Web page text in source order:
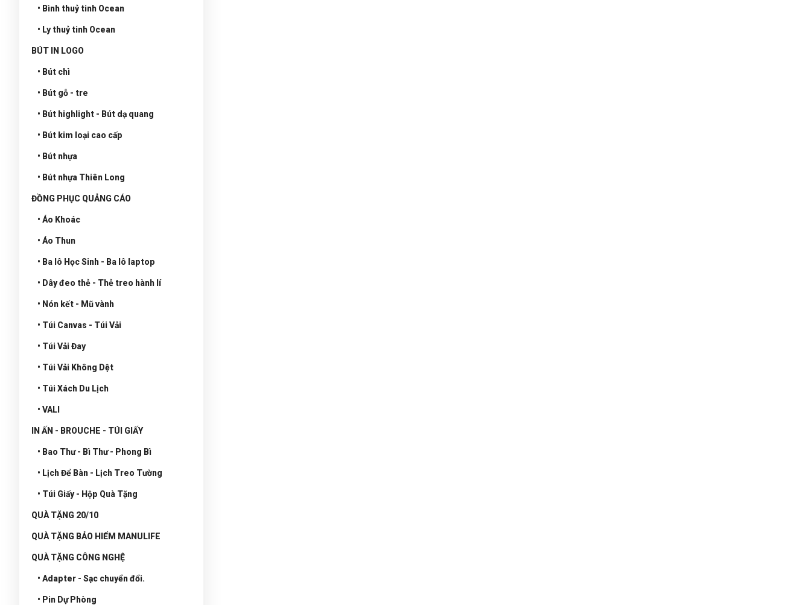
• Bình thuỷ tinh Ocean
• Ly thuỷ tinh Ocean
BÚT IN LOGO
• Bút chì
• Bút gỗ - tre
• Bút highlight - Bút dạ quang
• Bút kim loại cao cấp
• Bút nhựa
• Bút nhựa Thiên Long
ĐỒNG PHỤC QUẢNG CÁO
• Áo Khoác
• Áo Thun
• Ba lô Học Sinh - Ba lô laptop
• Dây đeo thẻ - Thẻ treo hành lí
• Nón kết - Mũ vành
• Túi Canvas - Túi Vải
• Túi Vải Đay
• Túi Vải Không Dệt
• Túi Xách Du Lịch
• VALI
IN ẤN - BROUCHE - TÚI GIẤY
• Bao Thư - Bì Thư - Phong Bì
• Lịch Để Bàn - Lịch Treo Tường
• Túi Giấy - Hộp Quà Tặng
QUÀ TẶNG 20/10
QUÀ TẶNG BẢO HIỂM MANULIFE
QUÀ TẶNG CÔNG NGHỆ
• Adapter - Sạc chuyển đổi.
• Pin Dự Phòng